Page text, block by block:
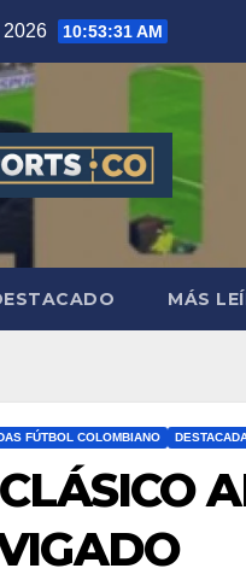
2026 10:53:32 AM
MÁS
FÚTBOL COLOMBIANO